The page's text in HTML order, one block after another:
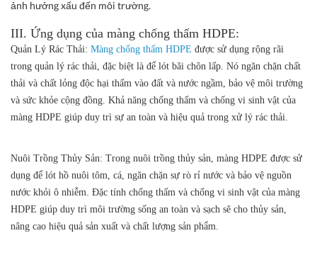
ảnh hưởng xấu đến môi trường.
III. Ứng dụng của màng chống thấm HDPE:
Quản Lý Rác Thải: Màng chống thấm HDPE được sử dụng rộng rãi
trong quản lý rác thải, đặc biệt là để lót bãi chôn lấp. Nó ngăn chặn chất
thải và chất lỏng độc hại thấm vào đất và nước ngầm, bảo vệ môi trường
và sức khỏe cộng đồng. Khả năng chống thấm và chống vi sinh vật của
màng HDPE giúp duy trì sự an toàn và hiệu quả trong xử lý rác thải.
Nuôi Trồng Thủy Sản: Trong nuôi trồng thủy sản, màng HDPE được sử
dụng để lót hồ nuôi tôm, cá, ngăn chặn sự rò rỉ nước và bảo vệ nguồn
nước khỏi ô nhiễm. Đặc tính chống thấm và chống vi sinh vật của màng
HDPE giúp duy trì môi trường sống an toàn và sạch sẽ cho thủy sản,
nâng cao hiệu quả sản xuất và chất lượng sản phẩm.